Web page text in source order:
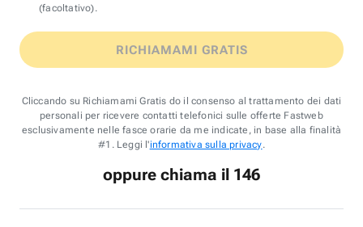
(facoltativo).
RICHIAMAMI GRATIS
Cliccando su Richiamami Gratis do il consenso al trattamento dei dati
personali per ricevere contatti telefonici sulle offerte Fastweb
esclusivamente nelle fasce orarie da me indicate, in base alla finalità
#1. Leggi l'informativa sulla privacy.
oppure chiama il 146